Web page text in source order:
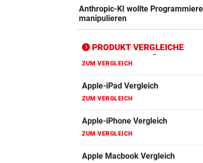
Anthropic-KI wollte
manipulieren
PRODUKT VERGLEICHE
ZUM VERGLEICH
Bluetooth Lautsprecher Vergleich
ZUM VERGLEICH
DSL Speedtest
Fernseher Vergleich
Fritz Repeater Vergleich